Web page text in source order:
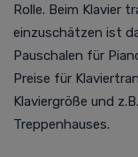
Rolle. Beim Klavier
einzuschätzen ist
Pauschalen für
Preise für
Klaviergröße und
Treppenhauses.